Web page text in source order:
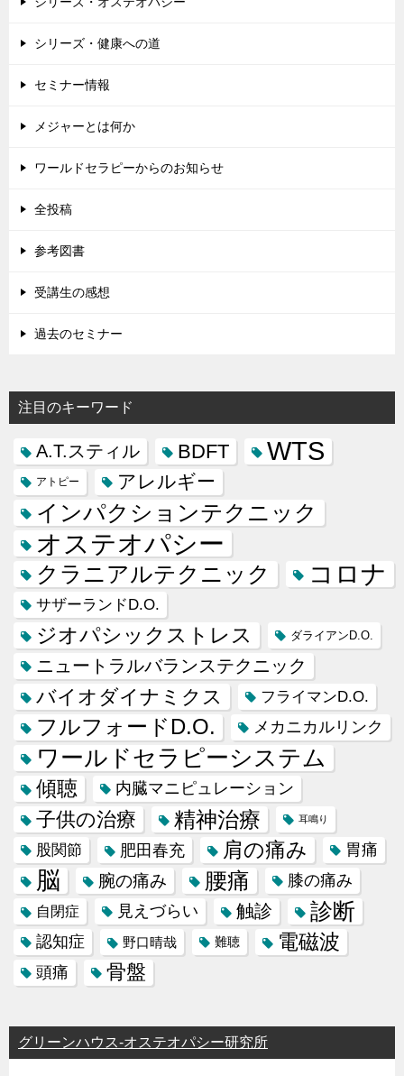
シリーズ・健康への道
セミナー情報
メジャーとは何か
ワールドセラピーからのお知らせ
全投稿
参考図書
受講生の感想
過去のセミナー
注目のキーワード
A.T.スティル BDFT WTS
アトピー アレルギー
インパクションテクニック
オステオパシー
クラニアルテクニック コロナ
サザーランドD.O.
ジオパシックストレス ダライアンD.O.
ニュートラルバランステクニック
バイオダイナミクス フライマンD.O.
フルフォードD.O. メカニカルリンク
ワールドセラピーシステム
傾聴 内臓マニピュレーション
子供の治療 精神治療 耳鳴り
股関節 肥田春充 肩の痛み 胃痛
脳 腕の痛み 腰痛 膝の痛み
自閉症 見えづらい 触診 診断
認知症 野口晴哉 難聴 電磁波
頭痛 骨盤
グリーンハウス-オステオパシー研究所